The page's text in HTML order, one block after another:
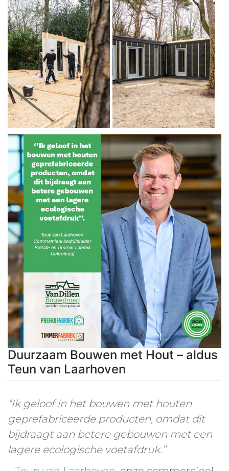
Duurzaam Bouwen met Hout – aldus
Teun van Laarhoven
“Ik geloof in het bouwen met houten
geprefabriceerde producten, omdat dit
bijdraagt aan betere gebouwen met een
lagere ecologische voetafdruk.”